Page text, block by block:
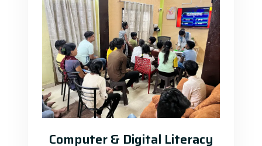
Computer & Digital Literacy